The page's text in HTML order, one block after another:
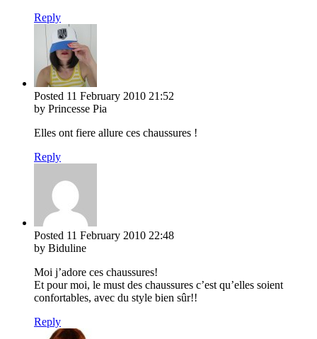
Reply
Posted 11 February 2010 21:52
by Princesse Pia
Elles ont fiere allure ces chaussures !
Reply
Posted 11 February 2010 22:48
by Biduline
Moi j’adore ces chaussures!
Et pour moi, le must des chaussures c’est qu’elles soient
confortables, avec du style bien sûr!!
Reply